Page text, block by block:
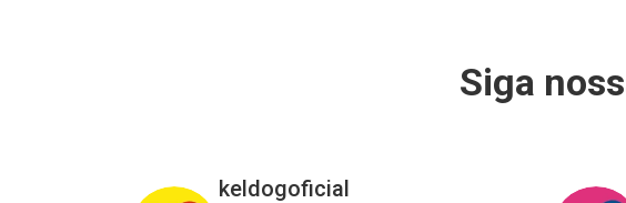
Siga
keldogoficial